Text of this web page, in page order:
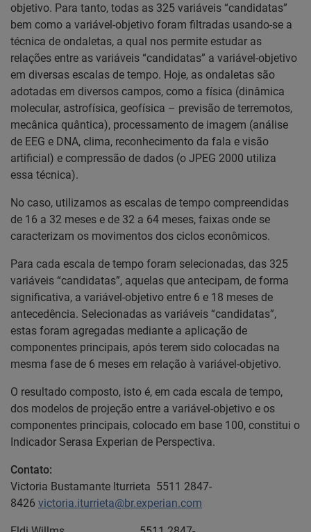
objetivo. Para tanto, todas as 325 variáveis “candidatas”
bem como a variável-objetivo foram filtradas usando-se a
técnica de ondaletas, a qual nos permite estudar as
relações entre as variáveis “candidatas” a variável-objetivo
em diversas escalas de tempo. Hoje, as ondaletas são
adotadas em diversos campos, como a física (dinâmica
molecular, astrofísica, geofísica – previsão de terremotos,
mecânica quântica), processamento de imagem (análise
de EEG e DNA, clima, reconhecimento da fala e visão
artificial) e compressão de dados (o JPEG 2000 utiliza
essa técnica).
No caso, utilizamos as escalas de tempo compreendidas
de 16 a 32 meses e de 32 a 64 meses, faixas onde se
caracterizam os movimentos dos ciclos econômicos.
Para cada escala de tempo foram selecionadas, das 325
variáveis “candidatas”, aquelas que antecipam, de forma
significativa, a variável-objetivo entre 6 e 18 meses de
antecedência. Selecionadas as variáveis “candidatas”,
estas foram agregadas mediante a aplicação de
componentes principais, após terem sido colocadas na
mesma fase de 6 meses em relação à variável-objetivo.
O resultado composto, isto é, em cada escala de tempo,
dos modelos de projeção entre a variável-objetivo e os
componentes principais, colocado em base 100, constitui o
Indicador Serasa Experian de Perspectiva.
Contato:
Victoria Bustamante Iturrieta 5511 2847-
8426 victoria.iturrieta@br.experian.com